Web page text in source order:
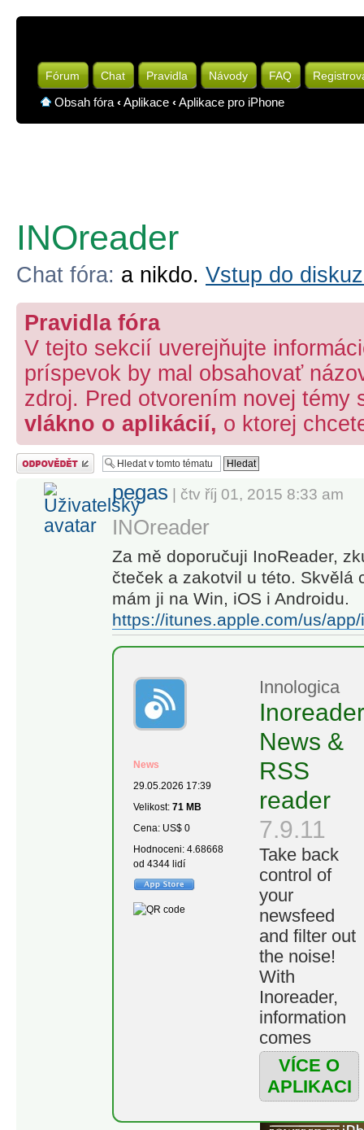
Fórum Chat Pravidla Návody FAQ
Obsah fóra ‹Aplikace ‹Aplikace pro iPhone
INOreader
Chat fóra: a nikdo. Vstup do
Pravidla fóra
V tejto sekcií uverejňujte
príspevok by mal obsahovať
zdroj. Pred otvorením novej témy
vlákno o aplikácií, o ktorej
Odeslat odpověď
pegas | čtv říj 01, 2015 8:33 am
INOreader
Za mě doporučuji InoReader,
čteček a zakotvil u této. Skvělá
mám ji na Win, iOS i Androidu.
https://itunes.apple.com/us/
News
29.05.2026 17:39
Velikost: 71 MB
Cena: US$ 0
Hodnoceni: 4.68668
od 4344 lidí
Innologica
News &
RSS
reader
7.9.11
Take back
control of
your
newsfeed
and filter out
the noise!
With
Inoreader,
information
comes
straight to
you the
minute it’s
available.
VÍCE O
APLIKACI